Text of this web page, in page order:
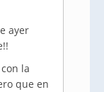
ayer
la
que en